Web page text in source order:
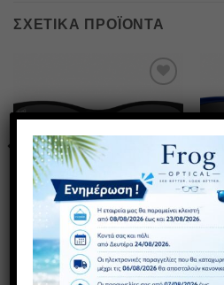
ΣΧΕΤΙΚΆ ΠΡΟΪΌΝΤΑ
στην λίστα
επιθυμιών
K309 FLEX (18 μηνών έως 6
ετών)
25,00€ με ΦΠΑ